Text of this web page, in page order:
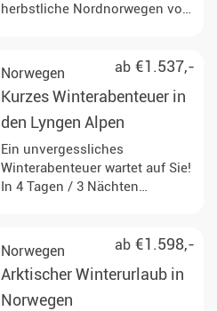
herbstliche Nordnorwegen von
wandern Sie durch einzigartige
Natur und tauchen Sie ganz ein
in dieses erstaunliche Land.
ab €1.537,-
Norwegen
Kurzes Winterabenteuer in
den Lyngen Alpen
Ein unvergessliches
Winterabenteuer wartet auf Sie!
In 4 Tagen / 3 Nächten
Schneemobil die zauberhafte
Natur der Lyngen Alpen.
ab €1.598,-
Norwegen
Arktischer Winterurlaub in
Norwegen